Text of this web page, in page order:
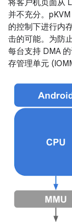
将客户机页面从
并不充分。
的控制下进行内
击的可能。为防
每台支持 DMA
存管理单元